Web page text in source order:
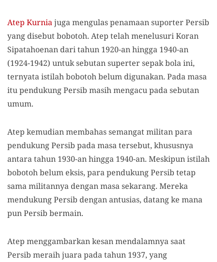
Atep Kurniajuga mengulas penamaan suporter Persib
yang disebut bobotoh. Atep telah menelusuri Koran
Sipatahoenan dari tahun 1920-an hingga 1940-an
(1924-1942) untuk sebutan superter sepak bola ini,
ternyata istilah bobotoh belum digunakan. Pada masa
itu pendukung Persib masih mengacu pada sebutan
umum.
Atep kemudian membahas semangat militan para
pendukung Persib pada masa tersebut, khususnya
antara tahun 1930-an hingga 1940-an. Meskipun istilah
bobotoh belum eksis, para pendukung Persib tetap
sama militannya dengan masa sekarang. Mereka
mendukung Persib dengan antusias, datang ke mana
pun Persib bermain.
Atep menggambarkan kesan mendalamnya saat
Persib meraih juara pada tahun 1937, yang